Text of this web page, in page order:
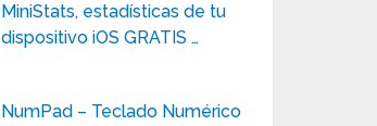
MiniStats, estadísticas de tu
dispositivo iOS GRATIS …
NumPad – Teclado Numérico